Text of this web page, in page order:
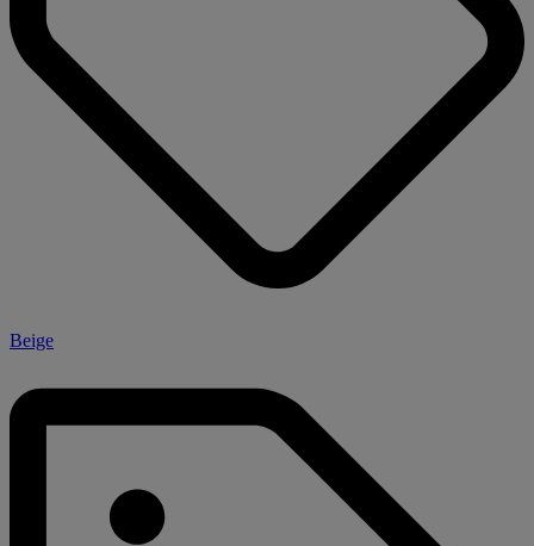
Beige